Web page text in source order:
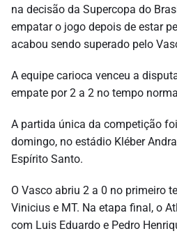
na decisão da Supercopa do
empatar o jogo depois de estar
acabou sendo superado pelo
A equipe carioca venceu a
empate por 2 a 2 no tempo
A partida única da competição
domingo, no estádio Kléber
Espírito Santo.
O Vasco abriu 2 a 0 no primeiro
Vinicius e MT. Na etapa final, o
com Luis Eduardo e Pedro